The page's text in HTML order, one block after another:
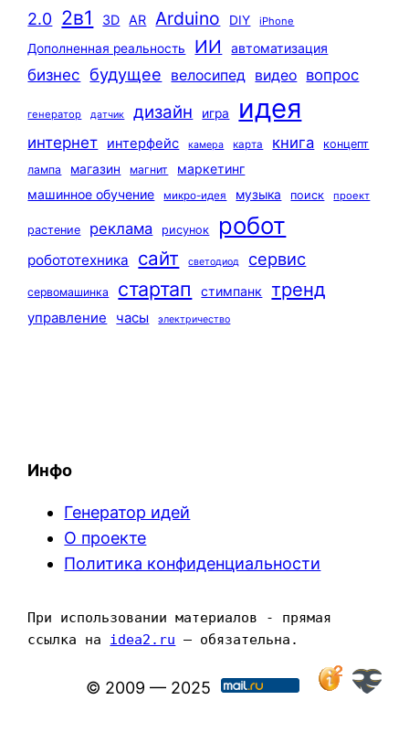
2.0 2в1 3D AR Arduino DIY iPhone
Дополненная реальность ИИ автоматизация
бизнес будущее велосипед видео вопрос
генератор датчик дизайн игра идея
интернет интерфейс камера карта книга
концепт
лампа
магазин магнит
маркетинг
машинное обучение
микро-идея музыка поиск проект
растение реклама рисунок робот
робототехника сайт светодиод сервис
сервомашинка стартап стимпанк тренд
управление часы электричество
Инфо
Генератор идей
О проекте
Политика конфиденциальности
При использовании материалов - прямая
ссылка на idea2.ru — обязательна.
© 2009 — 2025